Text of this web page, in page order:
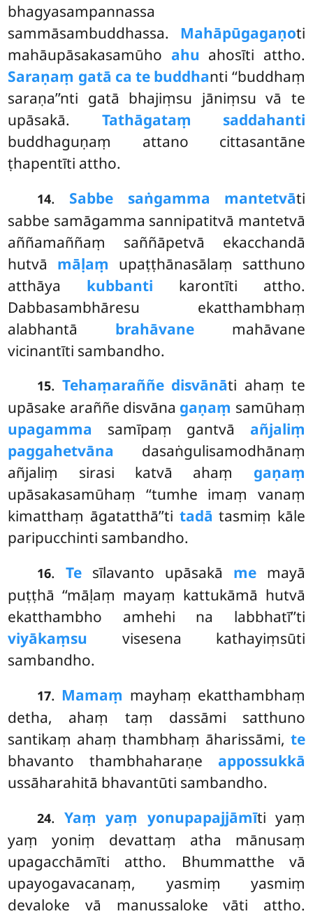
bhagyasampannassa
sammāsambuddhassa. Mahāpūgagaṇoti
mahāupāsakasamūho ahu ahosīti attho.
Saraṇaṃ gatā ca te buddhanti ‘‘buddhaṃ
saraṇa’’nti gatā bhajiṃsu jāniṃsu vā te
upāsakā. Tathāgataṃ saddahanti
buddhaguṇaṃ attano cittasantāne
ṭhapentīti attho.
14. Sabbe saṅgamma mantetvāti
sabbe samāgamma sannipatitvā mantetvā
aññamaññaṃ saññāpetvā ekacchandā
hutvā māḷaṃ upaṭṭhānasālaṃ satthuno
atthāya kubbanti karontīti attho.
Dabbasambhāresu ekatthambhaṃ
alabhantā brahāvane mahāvane
vicinantīti sambandho.
15.Tehaṃaraññe disvānāti ahaṃ te
upāsake araññe disvāna gaṇaṃ samūhaṃ
upagamma samīpaṃ gantvā añjaliṃ
paggahetvāna dasaṅgulisamodhānaṃ
añjaliṃ sirasi katvā ahaṃ gaṇaṃ
upāsakasamūhaṃ ‘‘tumhe imaṃ vanaṃ
kimatthaṃ āgatatthā’’ti tadā tasmiṃ kāle
paripucchinti sambandho.
16. Tesīlavanto upāsakā memayā
puṭṭhā ‘‘māḷaṃ mayaṃ kattukāmā hutvā
ekatthambho amhehi na labbhatī’’ti
viyākaṃsu visesena kathayiṃsūti
sambandho.
17. Mamaṃ mayhaṃ ekatthambhaṃ
detha, ahaṃ taṃ dassāmi satthuno
santikaṃ ahaṃ thambhaṃ āharissāmi, te
bhavanto thambhaharaṇe appossukkā
ussāharahitā bhavantūti sambandho.
24.Yaṃ yaṃ yonupapajjāmīti yaṃ
yaṃ yoniṃ devattaṃ atha mānusaṃ
upagacchāmīti attho. Bhummatthe vā
upayogavacanaṃ, yasmiṃ yasmiṃ
devaloke vā manussaloke vāti attho.